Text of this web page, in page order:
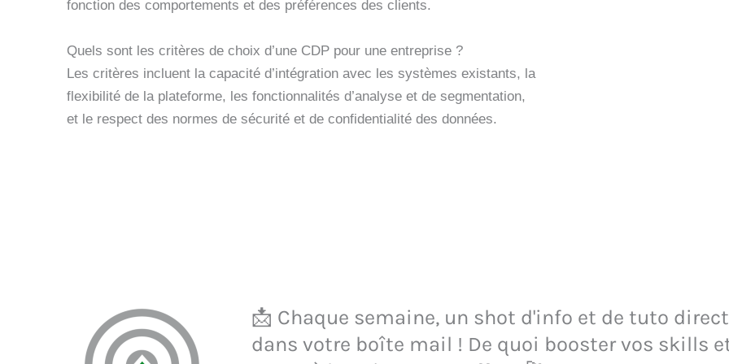
fonction des comportements et des préférences des clients.
Quels sont les critères de choix d’une CDP pour une entreprise ?
Les critères incluent la capacité d’intégration avec les systèmes existants, la
flexibilité de la plateforme, les fonctionnalités d’analyse et de segmentation,
et le respect des normes de sécurité et de confidentialité des données.
📩 Chaque semaine, un shot d'info et de tuto direct
dans votre boîte mail ! De quoi booster vos skills